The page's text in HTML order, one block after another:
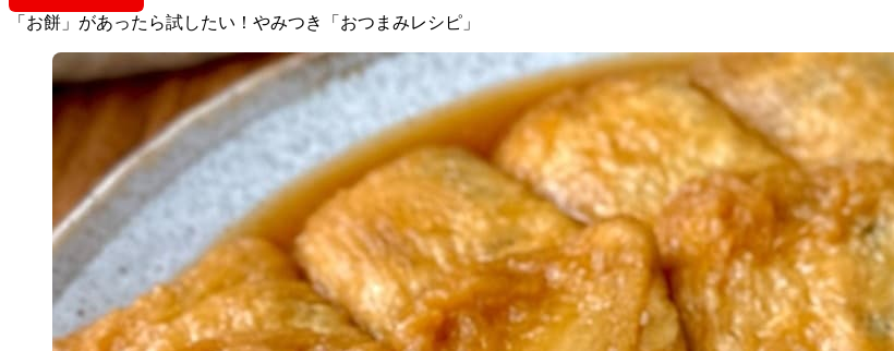
「お餅」があったら試したい！やみつき「おつまみレシピ」